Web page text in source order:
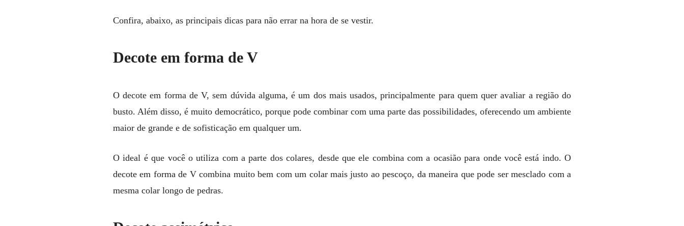
Confira, abaixo, as principais dicas para não errar na hora de se vestir.
Decote em forma de V
O decote em forma de V, sem dúvida alguma, é um dos mais usados, principalmente para quem quer avaliar a região do
busto. Além disso, é muito democrático, porque pode combinar com uma parte das possibilidades, oferecendo um ambiente
maior de grande e de sofisticação em qualquer um.
O ideal é que você o utiliza com a parte dos colares, desde que ele combina com a ocasião para onde você está indo. O
decote em forma de V combina muito bem com um colar mais justo ao pescoço, da maneira que pode ser mesclado com a
mesma colar longo de pedras.